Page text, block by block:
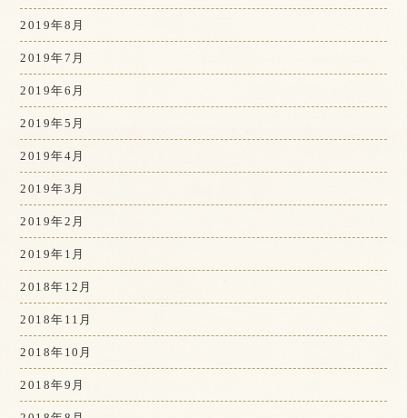
2019年8月
2019年7月
2019年6月
2019年5月
2019年4月
2019年3月
2019年2月
2019年1月
2018年12月
2018年11月
2018年10月
2018年9月